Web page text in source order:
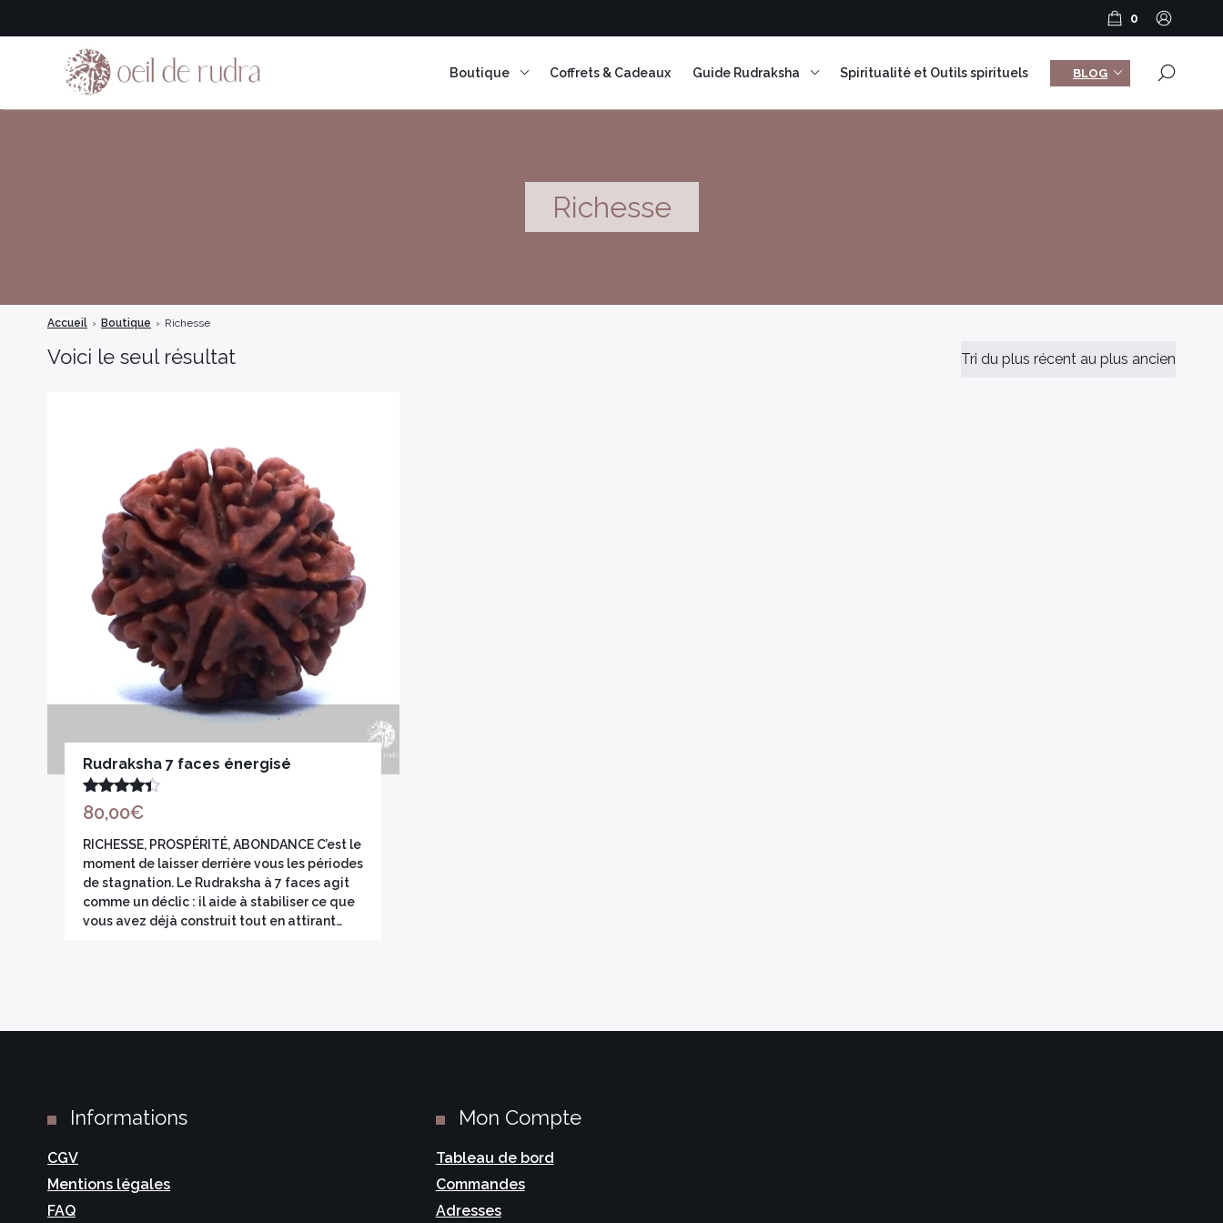
Richesse
Accueil › Boutique › Richesse
Voici le seul résultat
Rudraksha 7 faces énergisé
Note 4.33
sur 5
80,00€
RICHESSE, PROSPÉRITÉ, ABONDANCE C’est le
moment de laisser derrière vous les périodes
de stagnation. Le Rudraksha à 7 faces agit
comme un déclic : il aide à stabiliser ce que
vous avez déjà construit tout en attirant…
0
Boutique Coffrets & Cadeaux Guide Rudraksha Spiritualité et Outils spirituels BLOG
Informations
CGV
Mentions légales
FAQ
Mon Compte
Tableau de bord
Commandes
Adresses